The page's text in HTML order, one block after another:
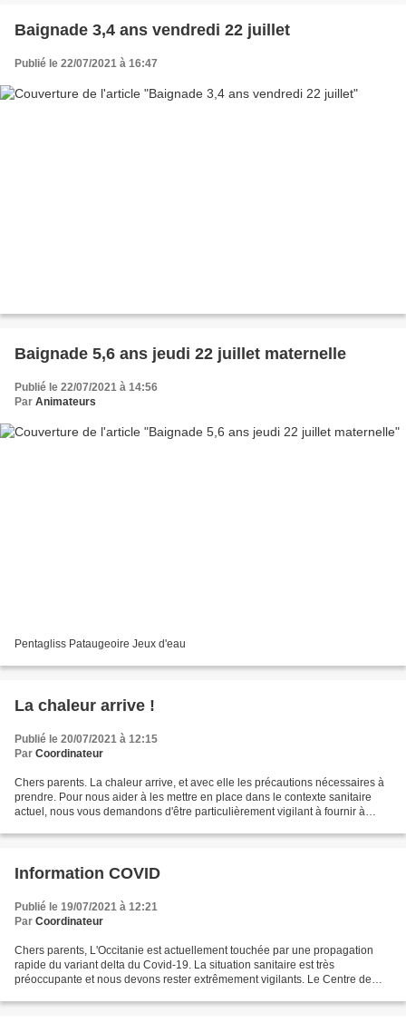
Baignade 3,4 ans vendredi 22 juillet
Publié le 22/07/2021 à 16:47
Baignade 5,6 ans jeudi 22 juillet maternelle
Publié le 22/07/2021 à 14:56
Par Animateurs
Pentagliss Pataugeoire Jeux d'eau
La chaleur arrive !
Publié le 20/07/2021 à 12:15
Par Coordinateur
Chers parents. La chaleur arrive, et avec elle les précautions nécessaires à
prendre. Pour nous aider à les mettre en place dans le contexte sanitaire
actuel, nous vous demandons d'être particulièrement vigilant à fournir à
Information COVID
Publié le 19/07/2021 à 12:21
Par Coordinateur
Chers parents, L'Occitanie est actuellement touchée par une propagation
rapide du variant delta du Covid-19. La situation sanitaire est très
préoccupante et nous devons rester extrêmement vigilants. Le Centre de